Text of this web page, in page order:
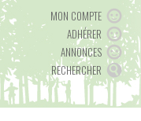
MON COMPTE
ADHÉRER
ANNONCES
RECHERCHER